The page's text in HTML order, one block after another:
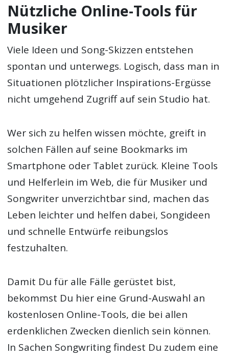
Nützliche Online-Tools für
Musiker
Viele Ideen und Song-Skizzen entstehen
spontan und unterwegs. Logisch, dass man in
Situationen plötzlicher Inspirations-Ergüsse
nicht umgehend Zugriff auf sein Studio hat.
Wer sich zu helfen wissen möchte, greift in
solchen Fällen auf seine Bookmarks im
Smartphone oder Tablet zurück. Kleine Tools
und Helferlein im Web, die für Musiker und
Songwriter unverzichtbar sind, machen das
Leben leichter und helfen dabei, Songideen
und schnelle Entwürfe reibungslos
festzuhalten.
Damit Du für alle Fälle gerüstet bist,
bekommst Du hier eine Grund-Auswahl an
kostenlosen Online-Tools, die bei allen
erdenklichen Zwecken dienlich sein können.
In Sachen Songwriting findest Du zudem eine